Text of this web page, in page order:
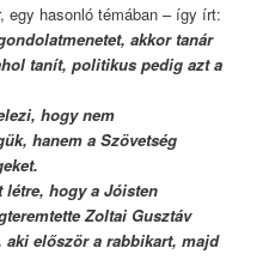
egy hasonló témában – így írt:
akkor tanár
tanít, politikus pedig azt a
hogy nem
hanem a Szövetség
létre, hogy a Jóisten
Zoltai Gusztáv
először a rabbikart, majd